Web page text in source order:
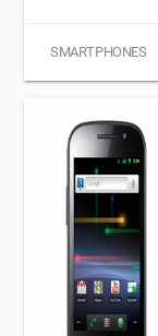
SMARTPHONES